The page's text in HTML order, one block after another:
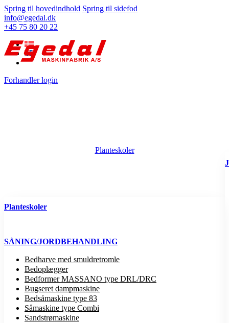
Spring til hovedindhold Spring til sidefod
info@egedal.dk
+45 75 80 20 22
Forhandler login
Planteskoler
Planteskoler
SÅNING/JORDBEHANDLING
Bedharve med smuldretromle
Bedoplægger
Bedformer MASSANO type DRL/DRC
Bugseret dampmaskine
Bedsåmaskine type 83
Såmaskine type Combi
Sandstrømaskine